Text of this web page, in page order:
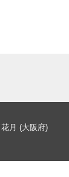
月 (大阪府)